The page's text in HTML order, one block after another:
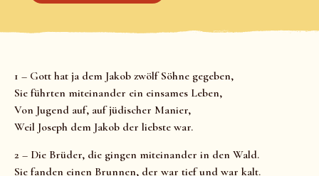
1 – Gott hat ja dem Jakob zwölf Söhne gegeben,
Sie führten miteinander ein einsames Leben,
Von Jugend auf, auf jüdischer Manier,
Weil Joseph dem Jakob der liebste war.
2 – Die Brüder, die gingen miteinander in den Wald.
Sie fanden einen Brunnen, der war tief und war kalt.